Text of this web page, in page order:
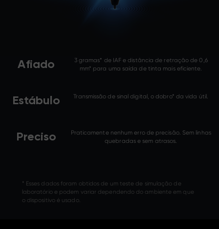
Afiado
3 gramas* de IAF e distância de retração de 0,6
mm* para uma saída de tinta mais eficiente.
Estábulo Transmissão de sinal digital, o dobro* da vida útil.
Preciso
Praticamente nenhum erro de precisão. Sem linhas
quebradas e sem atrasos.
* Esses dados foram obtidos de um teste de simulação de
laboratório e podem variar dependendo do ambiente em que
o dispositivo é usado.